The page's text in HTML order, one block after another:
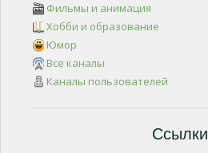
Фильмы и анимация
Хобби и образование
Юмор
Все каналы
Каналы пользователей
Ссылки